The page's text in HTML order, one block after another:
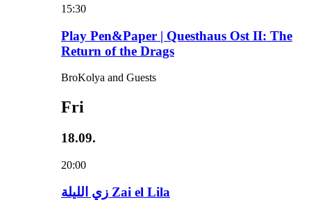
15:30
Play Pen&Paper | Questhaus Ost II: The
Return of the Drags
BroKolya and Guests
Fri
18.09.
20:00
زي‌ اللیلة Zai el Lila